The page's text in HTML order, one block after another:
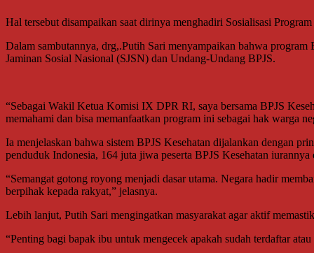
Hal tersebut disampaikan saat dirinya menghadiri Sosialisasi
Dalam sambutannya, drg,.Putih Sari menyampaikan bahwa program
Jaminan Sosial Nasional (SJSN) dan Undang-Undang BPJS.
“Sebagai Wakil Ketua Komisi IX DPR RI, saya bersama BPJS
memahami dan bisa memanfaatkan program ini sebagai hak warga
Ia menjelaskan bahwa sistem BPJS Kesehatan dijalankan dengan
penduduk Indonesia, 164 juta jiwa peserta BPJS Kesehatan
“Semangat gotong royong menjadi dasar utama. Negara hadir
berpihak kepada rakyat,” jelasnya.
Lebih lanjut, Putih Sari mengingatkan masyarakat agar aktif
“Penting bagi bapak ibu untuk mengecek apakah sudah terdaftar